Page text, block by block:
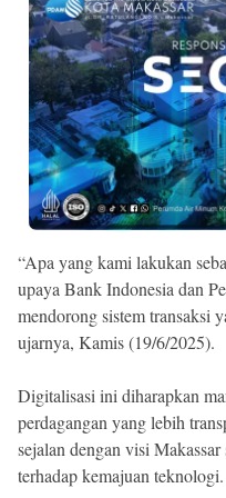
“Apa yang kami lakukan
upaya Bank Indonesia dan
mendorong sistem transaksi
ujarnya, Kamis (19/6/2025).
Digitalisasi ini diharapkan
perdagangan yang lebih
sejalan dengan visi
terhadap kemajuan teknologi.